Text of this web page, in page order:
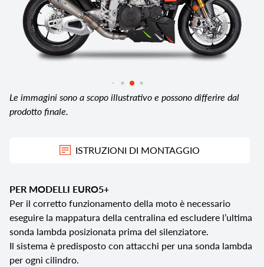
Le immagini sono a scopo illustrativo e possono differire dal
prodotto finale.
ISTRUZIONI DI MONTAGGIO
PER MODELLI EURO5+
Per il corretto funzionamento della moto è necessario
eseguire la mappatura della centralina ed escludere l’ultima
sonda lambda posizionata prima del silenziatore.
Il sistema è predisposto con attacchi per una sonda lambda
per ogni cilindro.